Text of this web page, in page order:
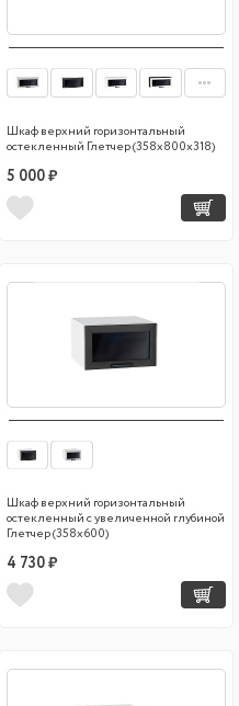
Шкаф верхний горизонтальный
остекленный Глетчер (358х800х318)
5 000 ₽
Шкаф верхний горизонтальный
остекленный с увеличенной глубиной
Глетчер (358х600)
4 730 ₽